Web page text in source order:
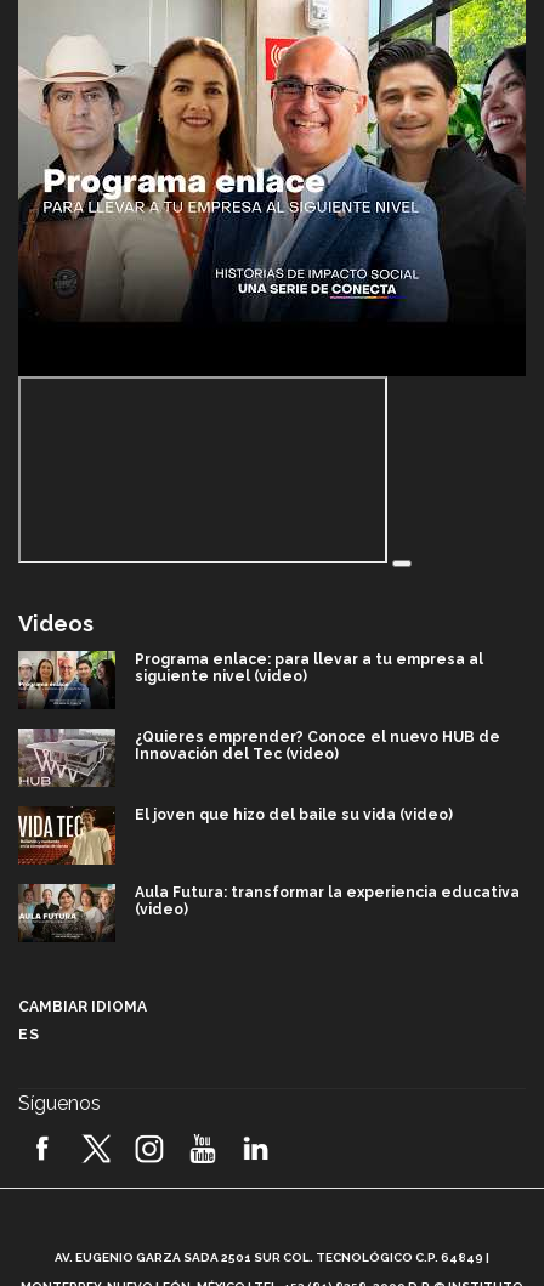
Videos
Programa enlace: para llevar a tu empresa al
siguiente nivel (video)
¿Quieres emprender? Conoce el nuevo HUB de
Innovación del Tec (video)
El joven que hizo del baile su vida (video)
Aula Futura: transformar la experiencia educativa
(video)
2026! (video)
¿Cómo es el Modelo Educativo Tec? (video)
CAMBIAR IDIOMA
ES
Síguenos
AV. EUGENIO GARZA SADA 2501 SUR COL. TECNOLÓGICO C.P. 64849 |